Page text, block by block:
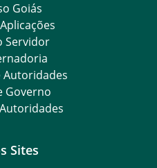
Goiás
Servidor
Autoridades
Governo
Sites